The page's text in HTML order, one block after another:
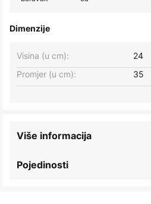
Dimenzije
Visina (u cm):
24
Promjer (u cm):
35
Pojedinosti
Više informacija